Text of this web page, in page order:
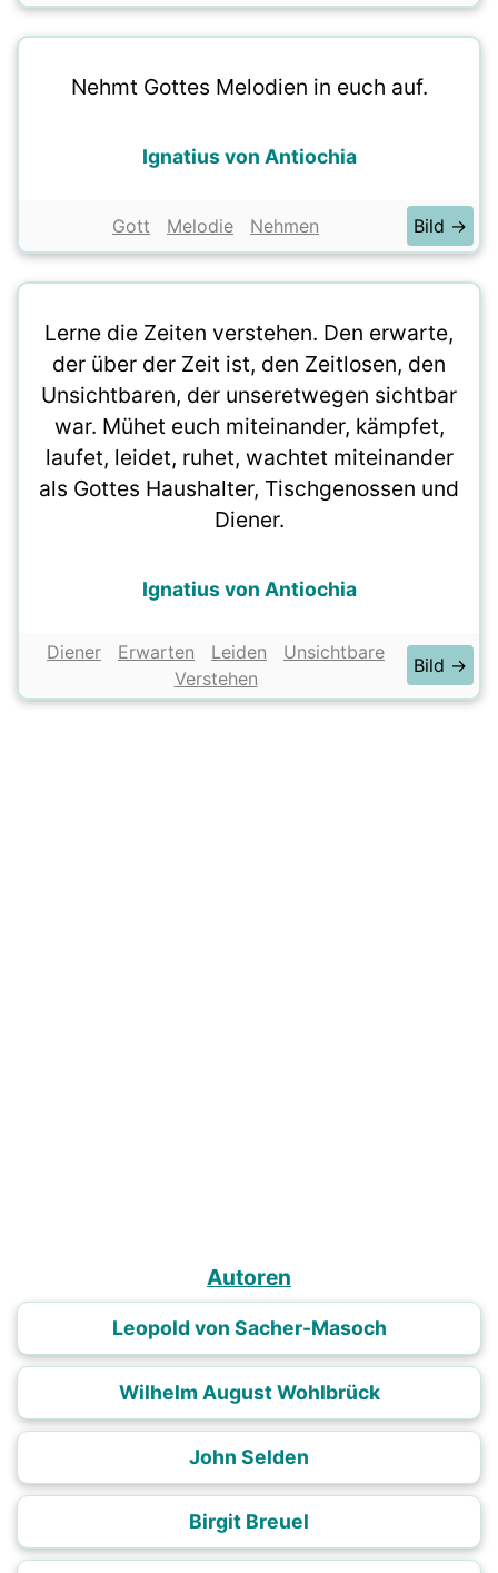
Nehmt Gottes Melodien in euch auf.
Ignatius von Antiochia
Gott Melodie Nehmen Bild →
Lerne die Zeiten verstehen. Den erwarte,
der über der Zeit ist, den Zeitlosen, den
Unsichtbaren, der unseretwegen sichtbar
war. Mühet euch miteinander, kämpfet,
laufet, leidet, ruhet, wachtet miteinander
als Gottes Haushalter, Tischgenossen und
Diener.
Ignatius von Antiochia
Diener Erwarten Leiden
Unsichtbare
Verstehen
Bild →
Autoren
Leopold von Sacher-Masoch
Wilhelm August Wohlbrück
John Selden
Birgit Breuel